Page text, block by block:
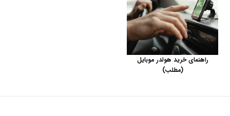
راهنمای خرید هولدر موبایل
(مطلب)